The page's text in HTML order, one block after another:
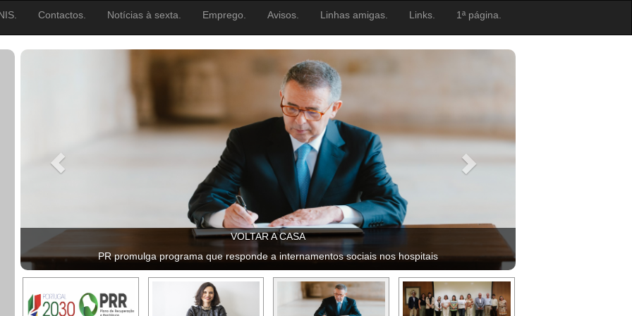
Contactos. Notícias à sexta. Emprego. Avisos. Linhas amigas. Links. 1ª página.
VOLTAR A CASA
PR promulga programa que responde a internamentos sociais nos hospitais